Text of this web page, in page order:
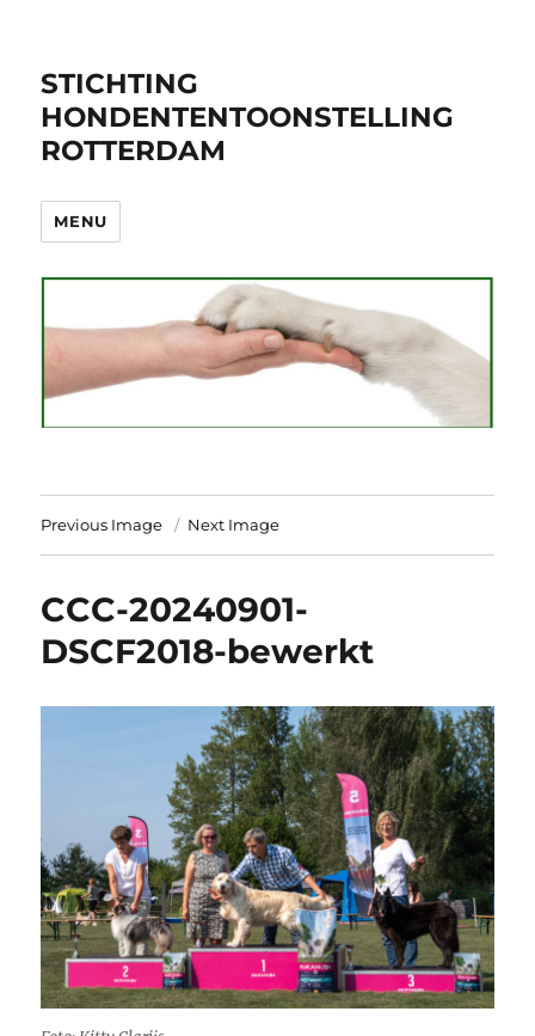
STICHTING
HONDENTENTOONSTELLING
ROTTERDAM
MENU
Previous Image Next Image
CCC-20240901-
DSCF2018-bewerkt